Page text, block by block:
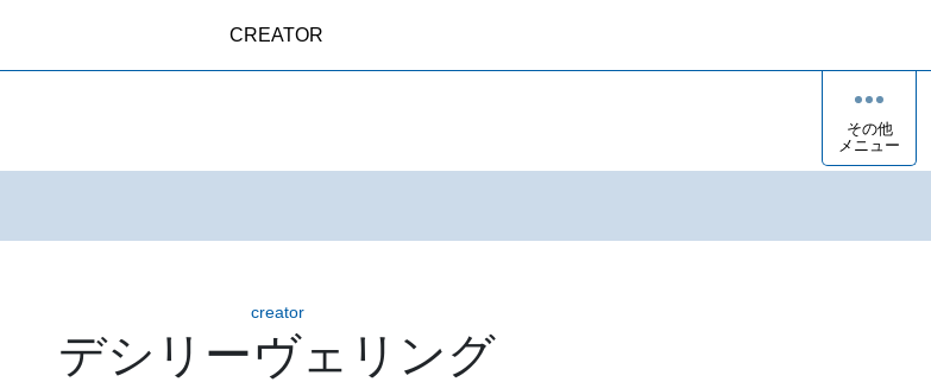
CREATOR
その他
メニュー
creator
デシリーヴェリング